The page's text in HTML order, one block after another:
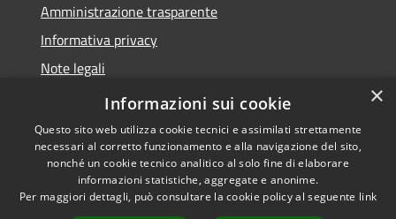
Amministrazione trasparente
Informativa privacy
Note legali
Dichiarazione di accessibilità
Accessibilità
Copyright © 2026 • Comune di
Ploaghe • Powered by
×
Informazioni sui cookie
Questo sito web utilizza cookie tecnici e assimilati strettamente
necessari al corretto funzionamento e alla navigazione del sito,
nonché un cookie tecnico analitico al solo fine di elaborare
informazioni statistiche, aggregate e anonime.
Per maggiori dettagli, può consultare la cookie policy al seguente link